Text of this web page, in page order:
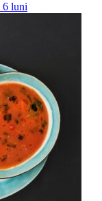
6 luni